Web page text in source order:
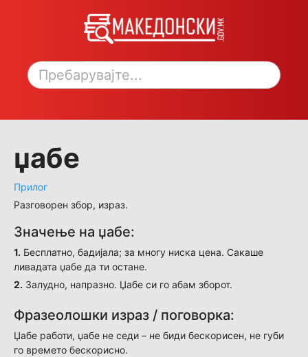
Toggle sidebar
џабе
Прилог
Разговорен збор, израз.
Значење на џабе:
1. Бесплатно, бадијала; за многу ниска цена. Сакаше
ливадата џабе да ти остане.
2. Залудно, напразно. Џабе си го абам зборот.
Фразеолошки израз / поговорка:
Џабе работи, џабе не седи – не биди бескорисен, не губи
го времето бескорисно.